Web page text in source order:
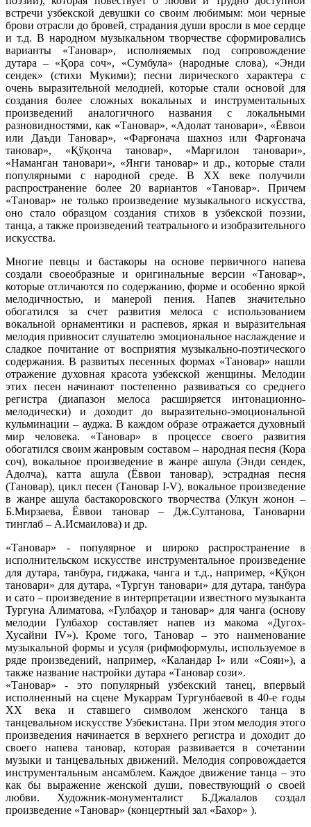
встречи узбекской девушки со своим любимым: мои черные
брови отрасли до бровей, страдания души вросли в мое сердце
и т.д. В народном музыкальном творчестве сформировались
варианты «Тановар», исполняемых под сопровождение
дутара – «Қора соч», «Сумбула» (народные слова), «Энди
сендек» (стихи Мукими); песни лирического характера с
очень выразительной мелодией, которые стали основой для
создания более сложных вокальных и инструментальных
произведений аналогичного названия с локальными
разновидностями, как «Тановар», «Адолат тановари», «Ёввои
или Даъди Тановар», «Фарғонача шахноз или Фарғонача
тановар», «Қўқонча тановар», «Марғилон тановари»,
«Наманган тановари», «Янги тановар» и др., которые стали
популярными с народной среде. В ХХ веке получили
распространение более 20 вариантов «Тановар». Причем
«Тановар» не только произведение музыкального искусства,
оно стало образцом создания стихов в узбекской поэзии,
танца, а также произведений театрального и изобразительного
искусства.
Многие певцы и бастакоры на основе первичного напева
создали своеобразные и оригинальные версии «Тановар»,
которые отличаются по содержанию, форме и особенно яркой
мелодичностью, и манерой пения. Напев значительно
обогатился за счет развития мелоса с использованием
вокальной орнаментики и распевов, яркая и выразительная
мелодия привносит слушателю эмоциональное наслаждение и
сладкое почитание от восприятия музыкально-поэтического
содержания. В развитых песенных формах «Тановар» нашли
отражение духовная красота узбекской женщины. Мелодии
этих песен начинают постепенно развиваться со среднего
регистра (диапазон мелоса расширяется интонационно-
мелодически) и доходит до выразительно-эмоциональной
кульминации – ауджа. В каждом образе отражается духовный
мир человека. «Тановар» в процессе своего развития
обогатился своим жанровым составом – народная песня (Кора
соч), вокальное произведение в жанре ашула (Энди сендек,
Адолча), катта ашула (Ёввои тановар), эстрадная песня
(Тановар), цикл песен (Тановар I-V), вокальное произведение
в жанре ашула бастакоровского творчества (Улкун жонон –
Б.Мирзаева, Ёввои тановар – Дж.Султанова, Тановарни
тинглаб – А.Исмаилова) и др.
«Тановар» - популярное и широко распространение в
исполнительском искусстве инструментальное произведение
для дутара, танбура, гиджака, чанга и т.д., например, «Қўқон
тановари» для дутара, «Тургун тановари» для дутара, танбура
и сато – произведение в интерпретации известного музыканта
Тургуна Алиматова, «Гулбаҳор и тановар» для чанга (основу
мелодии Гулбахор составляет напев из макома «Дугох-
Хусайни IV»). Кроме того, Тановар – это наименование
музыкальной формы и усуля (рифмоформулы, используемое в
ряде произведений, например, «Каландар I» или «Сояи»), а
также название настройки дутара «Тановар сози».
«Тановар» - это популярный узбекский танец, впервый
исполненный на сцене Мукаррам Тургунбаевой в 40-е годы
ХХ века и ставшего символом женского танца в
танцевальном искусстве Узбекистана. При этом мелодия этого
произведения начинается в верхнего регистра и доходит до
своего напева тановар, которая развивается в сочетании
музыки и танцевальных движений. Мелодия сопровождается
инструментальным ансамблем. Каждое движение танца – это
как бы выражение женской души, повествующий о своей
любви. Художник-монументалист Б.Джалалов создал
произведение «Тановар» (концертный зал «Бахор» ).